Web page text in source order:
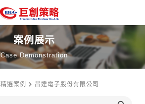
案例展示
Case Demonstration
精選案例 昌達電子股份有限公司